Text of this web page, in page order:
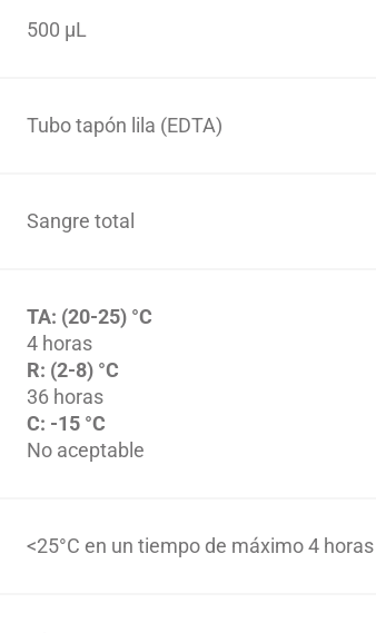
500 µL
Tubo tapón lila (EDTA)
Sangre total
TA: (20-25) °C
4 horas
R: (2-8) °C
36 horas
C: -15 °C
No aceptable
<25°C en un tiempo de máximo 4 horas